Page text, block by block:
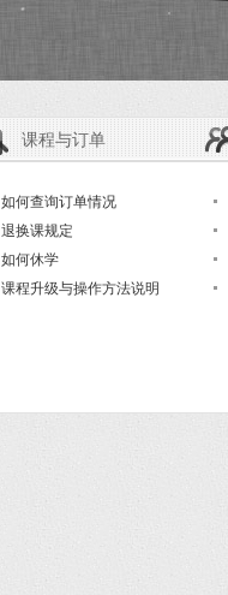
课程与订单
如何查询订单情况
退换课规定
如何休学
课程升级与操作方法说明